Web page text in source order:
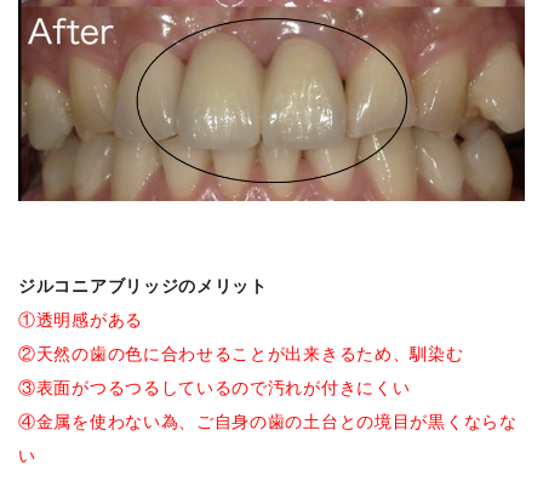
ジルコニアブリッジのメリット
①透明感がある
②天然の歯の色に合わせることが出来きるため、馴染む
③表面がつるつるしているので汚れが付きにくい
④金属を使わない為、ご自身の歯の土台との境目が黒くならな
い